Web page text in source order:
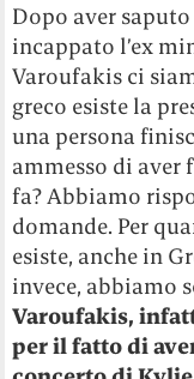
Dopo aver
incappato l’ex
Varoufakis ci
greco esiste la
una persona
ammesso di aver
fa? Abbiamo
domande. Per
esiste, anche in
invece, abbiamo
Varoufakis,
per il fatto di